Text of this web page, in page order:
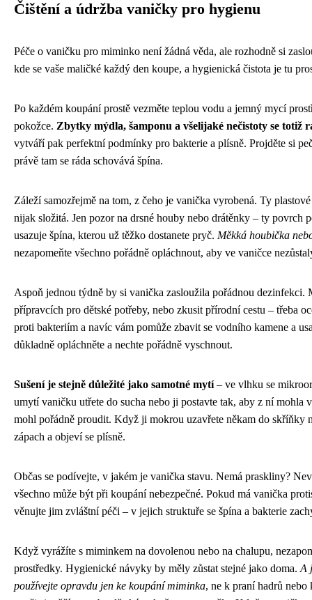
Čištění a údržba vaničky pro hygienu
Péče o vaničku pro miminko není žádná věda, ale rozhodně si
kde se vaše maličké každý den koupe, a hygienická čistota je tu
Po každém koupání prostě vezměte teplou vodu a jemný mycí
pokožce. Zbytky mýdla, šamponu a všelijaké nečistoty se totiž
vytváří pak perfektní podmínky pro bakterie a plísně. Projděte si
právě tam se ráda schovává špína.
Záleží samozřejmě na tom, z čeho je vanička vyrobená. Ty
nijak složitá. Jen pozor na drsné houby nebo drátěnky – ty povrch
usazuje špína, kterou už těžko dostanete pryč. Měkká houbička
nezapomeňte všechno pořádně opláchnout, aby ve vaničce
Aspoň jednou týdně by si vanička zasloužila pořádnou dezinfekci.
přípravcích pro dětské potřeby, nebo zkusit přírodní cestu – třeba
proti bakteriím a navíc vám pomůže zbavit se vodního kamene a
důkladně opláchněte a nechte pořádně vyschnout.
Sušení je stejně důležité jako samotné mytí– ve vlhku se
umytí vaničku utřete do sucha nebo ji postavte tak, aby z ní mohla
mohl pořádně proudit. Když ji mokrou uzavřete někam do skříňky
zápach a objeví se plísně.
Občas se podívejte, v jakém je vanička stavu. Nemá praskliny?
všechno může být při koupání nebezpečné. Pokud má vanička
věnujte jim zvláštní péči – v jejich struktuře se špína a bakterie
Když vyrážíte s miminkem na dovolenou nebo na chalupu,
prostředky. Hygienické návyky by měly zůstat stejné jako doma. A
používejte opravdu jen ke koupání miminka, ne k praní hadrů